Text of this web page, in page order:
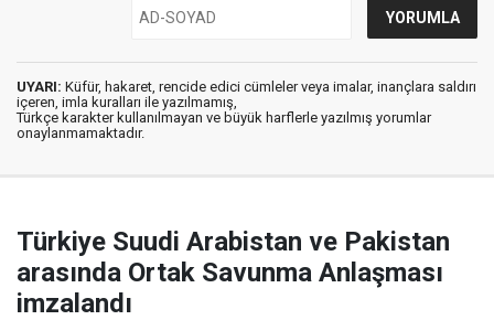
UYARI: Küfür, hakaret, rencide edici cümleler veya imalar, inançlara saldırı
içeren, imla kuralları ile yazılmamış,
Türkçe karakter kullanılmayan ve büyük harflerle yazılmış yorumlar
onaylanmamaktadır.
Türkiye Suudi Arabistan ve Pakistan
arasında Ortak Savunma Anlaşması
imzalandı